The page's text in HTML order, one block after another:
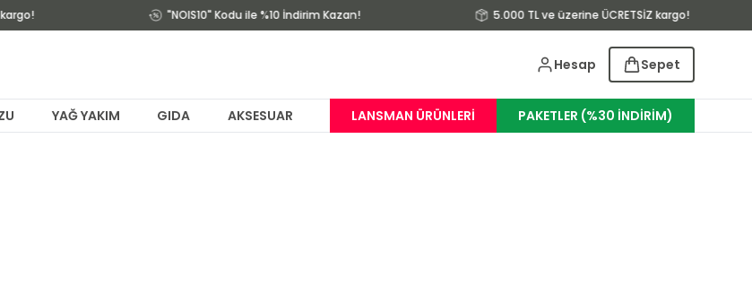
"NOIS10" Kodu ile %10 İndirim Kazan! 5.000 TL ve üzerine ÜCRETSİZ kargo!
Hesap Sepet
YAĞ YAKIM GIDA AKSESUAR LANSMAN ÜRÜNLERI PAKETLER (%30 İNDİRİM)